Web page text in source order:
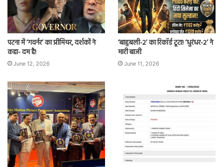
पटना में ‘गवर्नर’ का प्रीमियर, दर्शकों ने
कहा- दम है!
June 12, 2026
‘बाहुबली-2’ का रिकॉर्ड टूटा! ‘धुरंधर-2’ ने
मारी बाजी
June 11, 2026